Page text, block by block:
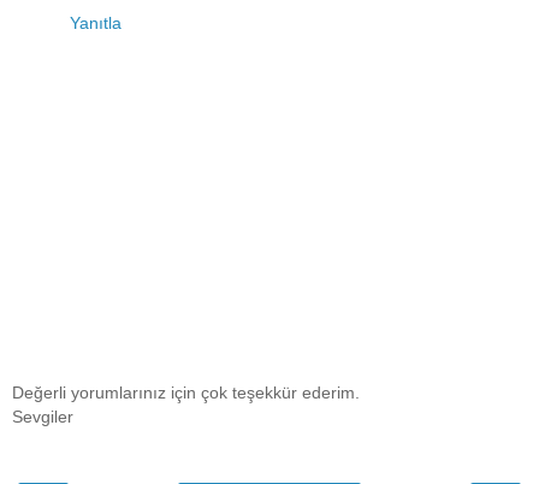
Yanıtla
Değerli yorumlarınız için çok teşekkür ederim.
Sevgiler